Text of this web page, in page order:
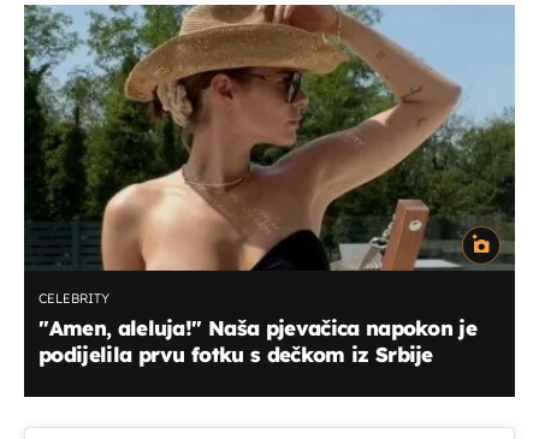
CELEBRITY
''Amen, aleluja!'' Naša pjevačica napokon je
podijelila prvu fotku s dečkom iz Srbije